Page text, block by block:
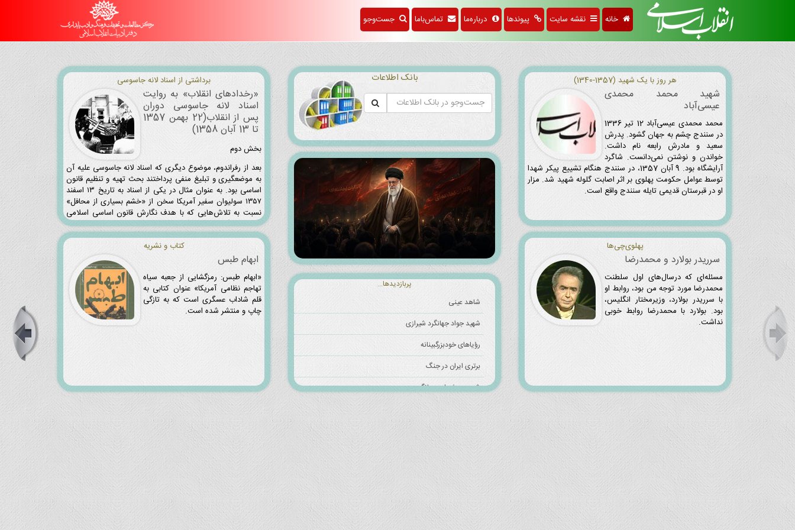
f
خانه نقشه سایت پیوندها درباره‌ما تماس‌باما جست‌وجو
هر روز با یک شهید (1357-1340)
شهید محمد محمدی
‌عیسی‌آباد
محمد محمدی ‌عیسی‌آباد 12 تیر 1336
در سنندج چشم به جهان گشود. پدرش
سعید و مادرش رابعه نام داشت.
خواندن و نوشتن نمی‌دانست. شاگرد
آرایشگاه بود. 9 آبان 1357، در سنندج هنگام تشییع پیکر شهدا
توسط عوامل حکومت پهلوی بر اثر اصابت گلوله شهید شد. مزار
او در قبرستان قدیمی تایله سنندج واقع است.
پهلوی‌چی‌ها
سرریدر بولارد و محمدرضا
مسئله‌ای که درسال‌های اول سلطنت
محمدرضا مورد توجه من بود، روابط او
با سرریدر بولارد، وزیرمختار انگلیس،
بود. بولارد با محمدرضا روابط خوبی
نداشت.
بانک اطلاعات
پربازدیدها...
شاهد عینی
شهید جواد جهانگرد شیرازی
رؤیاهای خودبزرگبینانه
برتری ایران در جنگ
شهید جعفرعلی جهانگیری
موافقت امام خمینی با کمک بنیاد مستضعفان به خانواده شهیدان
برداشتی از اسناد لانه جاسوسی
«رخدادهای انقلاب» به روایت
اسناد لانه جاسوسی دوران
پس از انقلاب(22 بهمن 1357
تا 13 آبان 1358)
بخش دوم
بعد از رفراندوم، موضوع دیگری که اسناد لانه جاسوسی علیه آن
به موضعگیری و تبلیغ منفی پرداختند بحث تهیه و تنظیم قانون
اساسی بود. به عنوان مثال در یکی از اسناد به تاریخ ۱۳ اسفند
۱۳۵۷ سولیوان سفیر آمریکا سخن از «خشم بسیاری از محافل»
نسبت به تلاش‌هایی که با هدف نگارش قانون اساسی اسلامی
صورت می‌گیرد به میان آورده است. در این سند می‌خوانیم:
کتاب و نشریه
ابهام طبس
«ابهام طبس: رمزگشایی از جعبه سیاه
تهاجم نظامی آمریکا» عنوان کتابی به
قلم شاداب عسگری است که به تازگی
چاپ و منتشر شده است.